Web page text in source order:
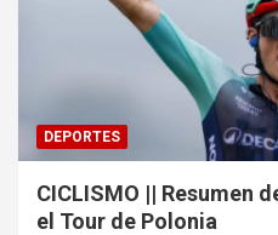
DEPORTES
CICLISMO || Resumen
el Tour de Polonia